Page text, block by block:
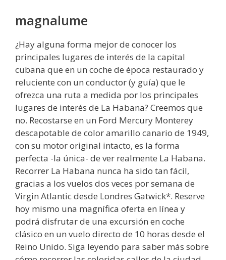
magnalume
¿Hay alguna forma mejor de conocer los
principales lugares de interés de la capital
cubana que en un coche de época restaurado y
reluciente con un conductor (y guía) que le
ofrezca una ruta a medida por los principales
lugares de interés de La Habana? Creemos que
no. Recostarse en un Ford Mercury Monterey
descapotable de color amarillo canario de 1949,
con su motor original intacto, es la forma
perfecta -la única- de ver realmente La Habana.
Recorrer La Habana nunca ha sido tan fácil,
gracias a los vuelos dos veces por semana de
Virgin Atlantic desde Londres Gatwick*. Reserve
hoy mismo una magnífica oferta en línea y
podrá disfrutar de una excursión en coche
clásico en un vuelo directo de 10 horas desde el
Reino Unido. Siga leyendo para saber más sobre